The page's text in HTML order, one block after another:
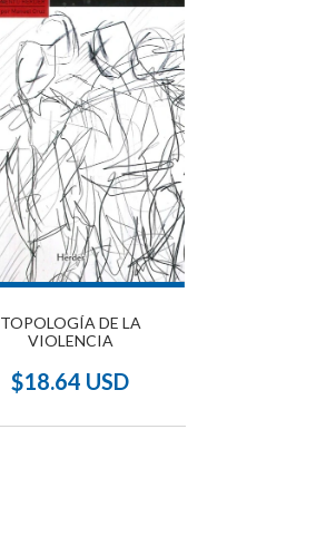
TOPOLOGÍA DE LA
VIOLENCIA
$18.64 USD